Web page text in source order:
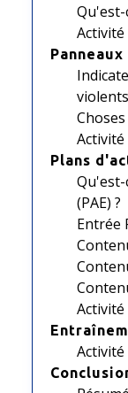
Activité
violents
Plans
(PAE) ?
Entrée
Activité